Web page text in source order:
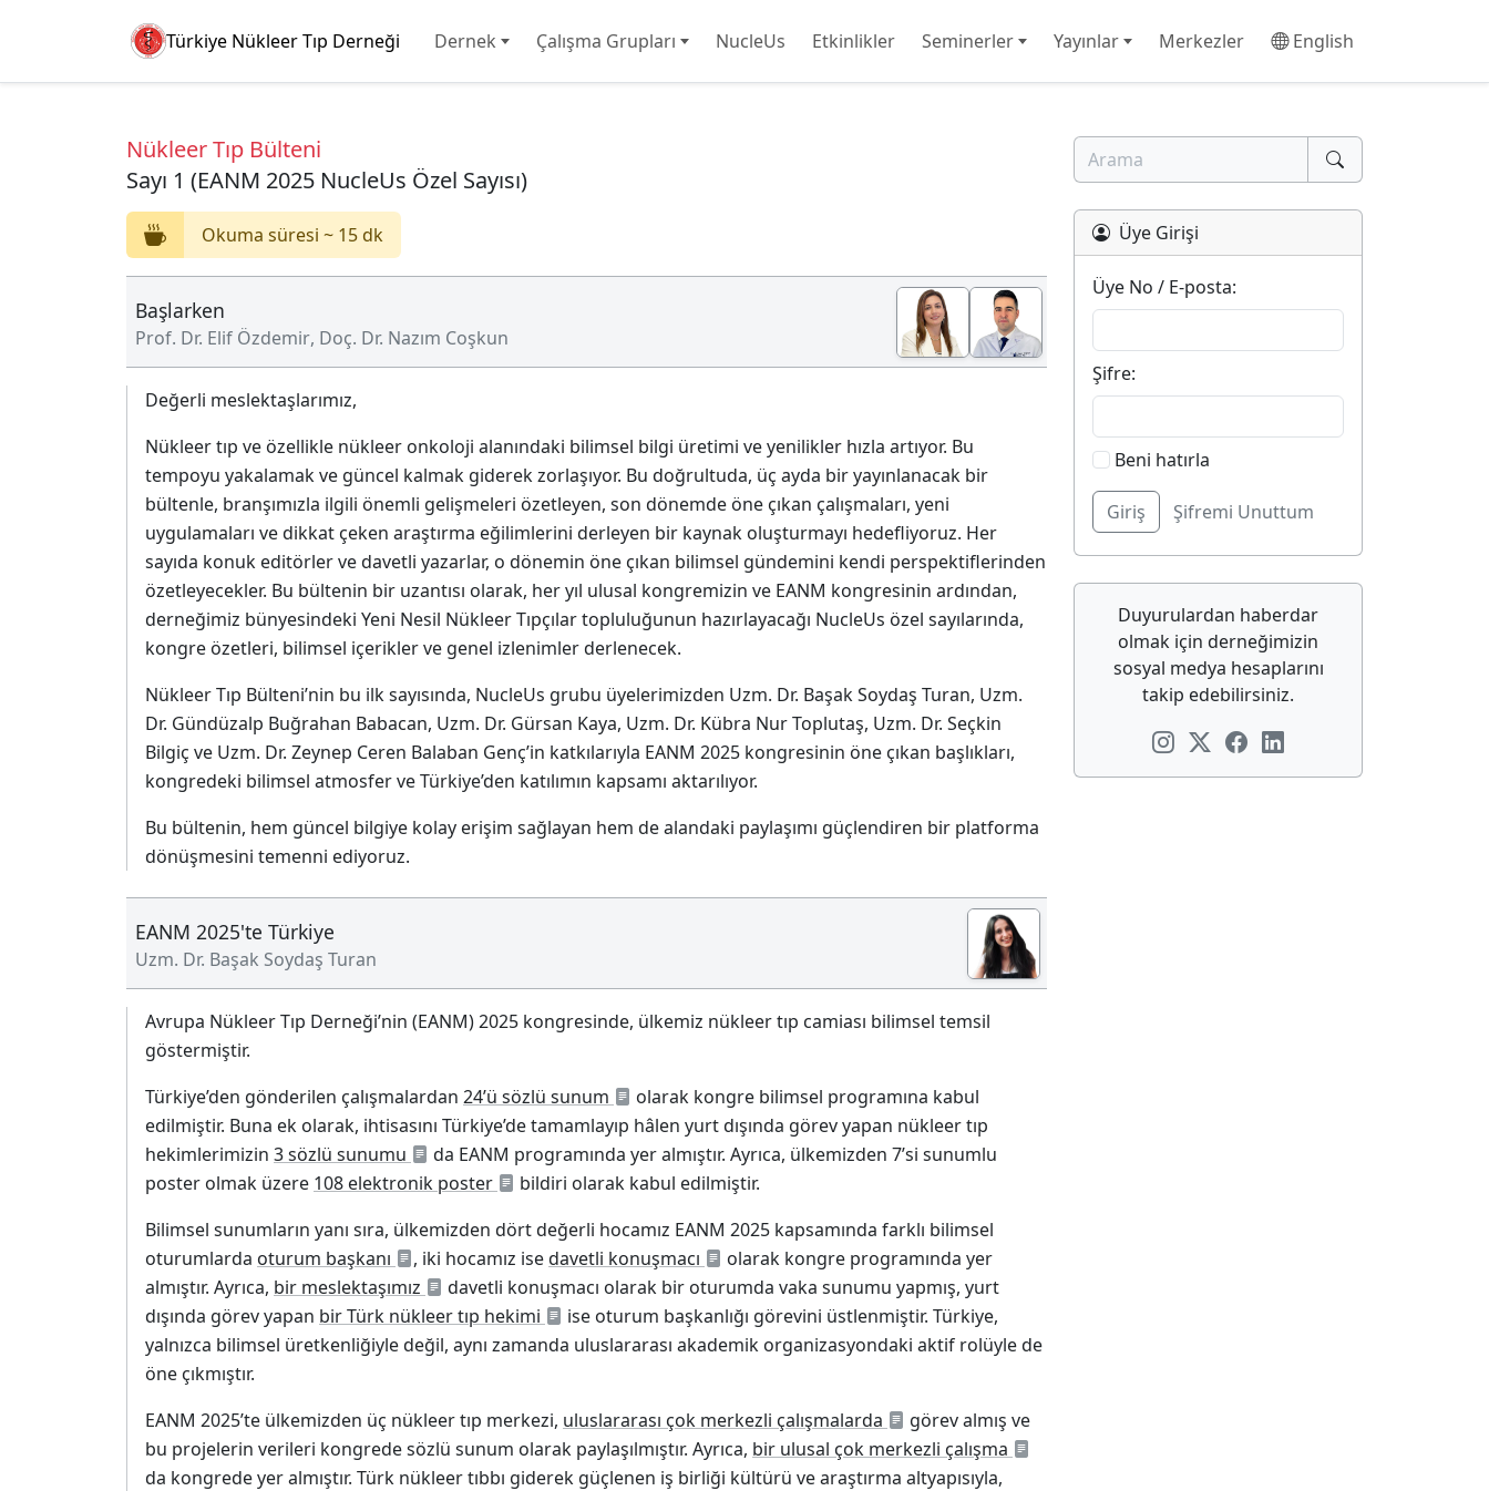
Türkiye Nükleer Tıp Derneği Dernek Çalışma Grupları NucleUs Etkinlikler Seminerler Yayınlar Merkezler English
Nükleer Tıp Bülteni
Sayı 1 (EANM 2025 NucleUs Özel Sayısı)
Okuma süresi ~ 15 dk
Başlarken
Prof. Dr. Elif Özdemir, Doç. Dr. Nazım Coşkun
Değerli meslektaşlarımız,
Nükleer tıp ve özellikle nükleer onkoloji alanındaki bilimsel bilgi üretimi ve yenilikler hızla artıyor. Bu
tempoyu yakalamak ve güncel kalmak giderek zorlaşıyor. Bu doğrultuda, üç ayda bir yayınlanacak bir
bültenle, branşımızla ilgili önemli gelişmeleri özetleyen, son dönemde öne çıkan çalışmaları, yeni
uygulamaları ve dikkat çeken araştırma eğilimlerini derleyen bir kaynak oluşturmayı hedefliyoruz. Her
sayıda konuk editörler ve davetli yazarlar, o dönemin öne çıkan bilimsel gündemini kendi perspektiflerinden
özetleyecekler. Bu bültenin bir uzantısı olarak, her yıl ulusal kongremizin ve EANM kongresinin ardından,
derneğimiz bünyesindeki Yeni Nesil Nükleer Tıpçılar topluluğunun hazırlayacağı NucleUs özel sayılarında,
kongre özetleri, bilimsel içerikler ve genel izlenimler derlenecek.
Nükleer Tıp Bülteni’nin bu ilk sayısında, NucleUs grubu üyelerimizden Uzm. Dr. Başak Soydaş Turan, Uzm.
Dr. Gündüzalp Buğrahan Babacan, Uzm. Dr. Gürsan Kaya, Uzm. Dr. Kübra Nur Toplutaş, Uzm. Dr. Seçkin
Bilgiç ve Uzm. Dr. Zeynep Ceren Balaban Genç’in katkılarıyla EANM 2025 kongresinin öne çıkan başlıkları,
kongredeki bilimsel atmosfer ve Türkiye’den katılımın kapsamı aktarılıyor.
Bu bültenin, hem güncel bilgiye kolay erişim sağlayan hem de alandaki paylaşımı güçlendiren bir platforma
dönüşmesini temenni ediyoruz.
EANM 2025'te Türkiye
Uzm. Dr. Başak Soydaş Turan
Avrupa Nükleer Tıp Derneği’nin (EANM) 2025 kongresinde, ülkemiz nükleer tıp camiası bilimsel temsil
göstermiştir.
Türkiye’den gönderilen çalışmalardan 24’ü sözlü sunum
olarak kongre bilimsel programına kabul
edilmiştir. Buna ek olarak, ihtisasını Türkiye’de tamamlayıp hâlen yurt dışında görev yapan nükleer tıp
hekimlerimizin 3 sözlü sunumu
da EANM programında yer almıştır. Ayrıca, ülkemizden 7’si sunumlu
poster olmak üzere 108 elektronik poster
bildiri olarak kabul edilmiştir.
Bilimsel sunumların yanı sıra, ülkemizden dört değerli hocamız EANM 2025 kapsamında farklı bilimsel
oturumlarda oturum başkanı , iki hocamız isedavetli konuşmacı
olarak kongre programında yer
almıştır. Ayrıca, bir meslektaşımız
davetli konuşmacı olarak bir oturumda vaka sunumu yapmış, yurt
dışında görev yapan bir Türk nükleer tıp hekimi
ise oturum başkanlığı görevini üstlenmiştir. Türkiye,
yalnızca bilimsel üretkenliğiyle değil, aynı zamanda uluslararası akademik organizasyondaki aktif rolüyle de
öne çıkmıştır.
EANM 2025’te ülkemizden üç nükleer tıp merkezi, uluslararası çok merkezli çalışmalarda
görev almış ve
bu projelerin verileri kongrede sözlü sunum olarak paylaşılmıştır. Ayrıca, bir ulusal çok merkezli çalışma
da kongrede yer almıştır. Türk nükleer tıbbı giderek güçlenen iş birliği kültürü ve araştırma altyapısıyla,
Üye Girişi
Üye No / E-posta:
Şifre:
Beni hatırla
Şifremi Unuttum
Duyurulardan haberdar
olmak için derneğimizin
sosyal medya hesaplarını
takip edebilirsiniz.